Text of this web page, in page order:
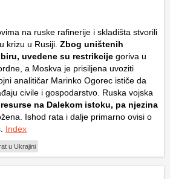
na ruske rafinerije i skladišta stvorili
krizu u Rusiji. Zbog uništenih
uvedene su restrikcije goriva u
a Moskva je prisiljena uvoziti
analitičar Marinko Ogorec ističe da
civile i gospodarstvo. Ruska vojska
resurse na Dalekom istoku, pa njezina
Ishod rata i dalje primarno ovisi o
Index
u Ukrajini